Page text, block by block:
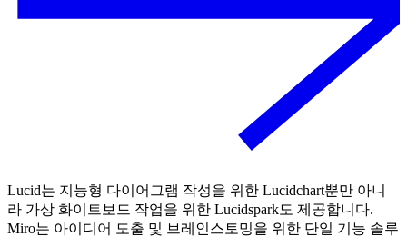
Lucid는 지능형 다이어그램 작성을 위한 Lucidchart뿐만 아니
라 가상 화이트보드 작업을 위한 Lucidspark도 제공합니다.
Miro는 아이디어 도출 및 브레인스토밍을 위한 단일 기능 솔루